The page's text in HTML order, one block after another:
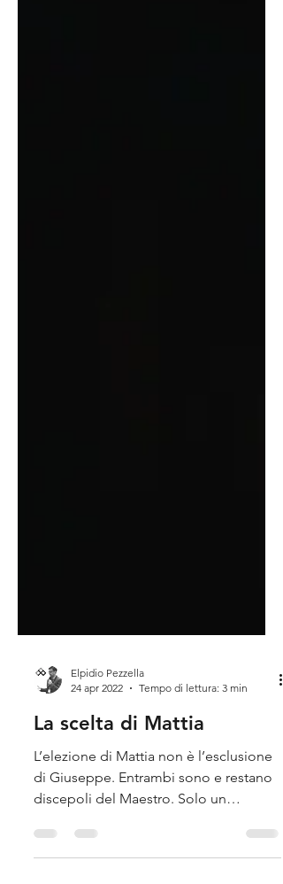
24 apr 2022
Tempo di lettura: 3 min
La scelta di Mattia
L’elezione di Mattia non è l’esclusione
di Giuseppe. Entrambi sono e restano
discepoli del Maestro. Solo un